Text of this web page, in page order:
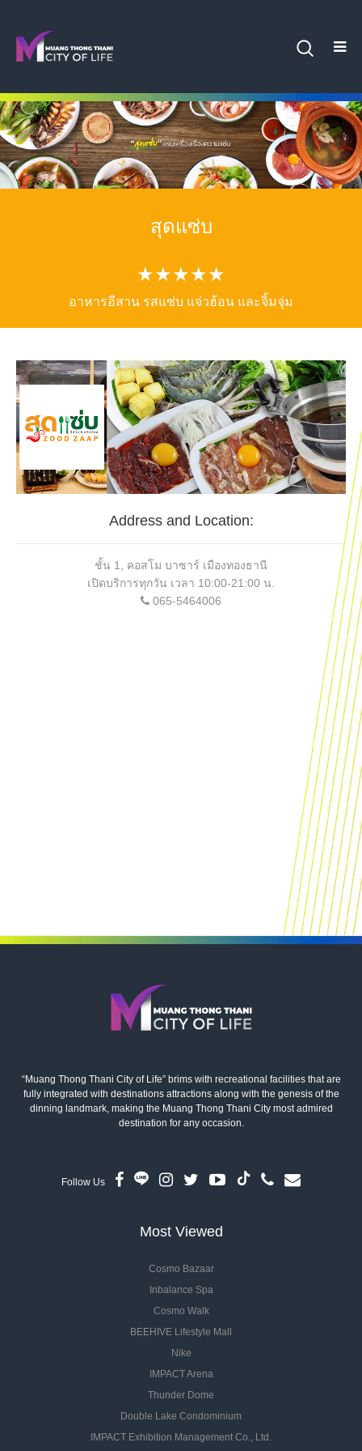
สุดแซ่บ
★★★★★
อาหารอีสาน รสแซ่บ แจ่วฮ้อน และจิ้มจุ่ม
Address and Location:
ชั้น 1, คอสโม บาซาร์ เมืองทองธานี
เปิดบริการทุกวัน เวลา 10:00-21:00 น.
065-5464006
“Muang Thong Thani City of Life” brims with recreational facilities that are
fully integrated with destinations attractions along with the genesis of the
dinning landmark, making the Muang Thong Thani City most admired
destination for any occasion.
Follow Us
Most Viewed
Cosmo Bazaar
Inbalance Spa
Cosmo Walk
BEEHIVE Lifestyle Mall
Nike
IMPACT Arena
Thunder Dome
Double Lake Condominium
IMPACT Exhibition Management Co., Ltd.